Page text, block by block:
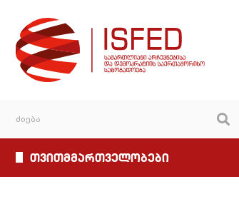
თვითმმართველობები